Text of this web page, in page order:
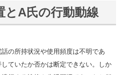
とA氏の行動動線
の所持状況や使用頻度は不明であ
ていたか否かは断定できない。しか